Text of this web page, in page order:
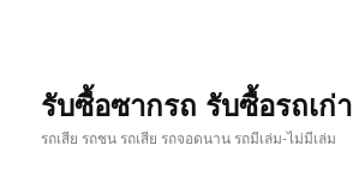
รับซื้อซากรถ รับซื้อรถเก่า
รถเสีย รถชน รถเสีย รถจอดนาน รถมีเล่ม-ไม่มีเล่ม